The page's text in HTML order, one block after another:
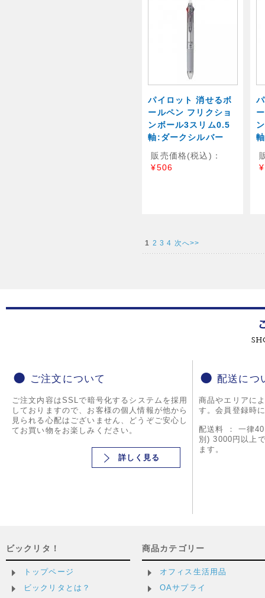
パイロット 消せるボ
ールペン フリクショ
ンボール3スリム0.5
軸:ダークシルバー
販売価格(税込)：
¥506
1 2 3 4 次へ>>
ご注文について
ご注文内容はSSLで暗号化するシステムを採用
しておりますので、お客様の個人情報が他から
見られる心配はございません、どうぞご安心し
てお買い物をお楽しみください。
詳しく見る
配送につ
商品やエリアに
す。会員登録時
配送料 ： 一律
別) 3000円以上
ます。
ビックリタ！
トップページ
ビックリタとは？
商品カテゴリー
オフィス生活用品
OAサプライ